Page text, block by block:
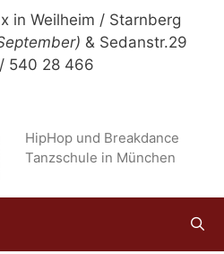
in Weilheim / Starnberg
& Sedanstr.29
540 28 466
HipHop und Breakdance
Tanzschule in München